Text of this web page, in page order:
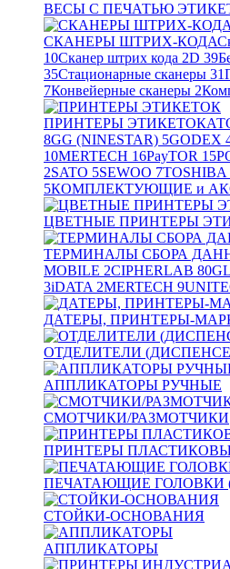
ВЕСЫ С ПЕЧАТЬЮ
СКАНЕРЫ ШТРИХ-КОДА
10Сканер штрих кода 2D 39
35Стационарные сканеры 31
7Конвейерные сканеры 2
ПРИНТЕРЫ ЭТИКЕТОК
8GG (NINESTAR) 5GODEX
10MERTECH 16PayTOR 15
2SATO 5SEWOO 7TOSHIBA
5КОМПЛЕКТУЮЩИЕ и
ЦВЕТНЫЕ ПРИНТЕРЫ
ТЕРМИНАЛЫ СБОРА
MOBILE 2CIPHERLAB 80
3iDATA 2MERTECH 9
ДАТЕРЫ, ПРИНТЕРЫ-
ОТДЕЛИТЕЛИ
АППЛИКАТОРЫ РУЧНЫЕ
СМОТЧИКИ/РАЗМОТЧИКИ
ПРИНТЕРЫ
ПЕЧАТАЮЩИЕ ГОЛОВКИ
СТОЙКИ-ОСНОВАНИЯ
АППЛИКАТОРЫ